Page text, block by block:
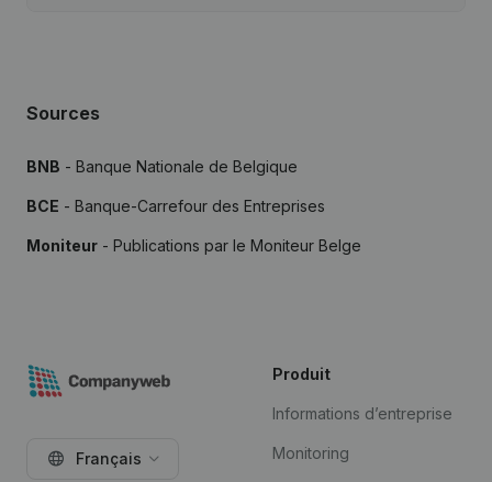
Sources
BNB - Banque Nationale de Belgique
BCE - Banque-Carrefour des Entreprises
Moniteur - Publications par le Moniteur Belge
Français
Produit
Informations d’entreprise
Monitoring